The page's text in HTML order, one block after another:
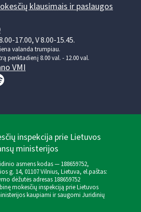
klausimais ir paslaugos
17.00, V 8.00-15.45.
valanda trumpiau.
penktadienį 8.00 val. - 12.00 val.
VMI
inspekcija prie Lietuvos
ministerijos
asmens kodas — 188659752,
g. 14, 01107 Vilnius, Lietuva, el.paštas:
dėžutės adresas 188659752
mokesčių inspekciją prie Lietuvos
kaupiami ir saugomi Juridinių